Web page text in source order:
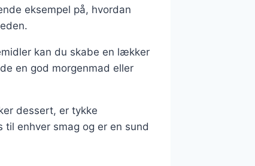
eksempel på, hvordan
kan du skabe en lækker
en god morgenmad eller
dessert, er tykke
enhver smag og er en sund